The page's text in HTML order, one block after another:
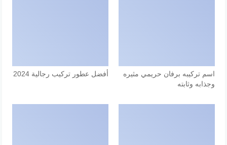
اسم تركيبه برفان حريمي مثيره
وجذابه وثابته
أفضل عطور تركيب رجالية 2024